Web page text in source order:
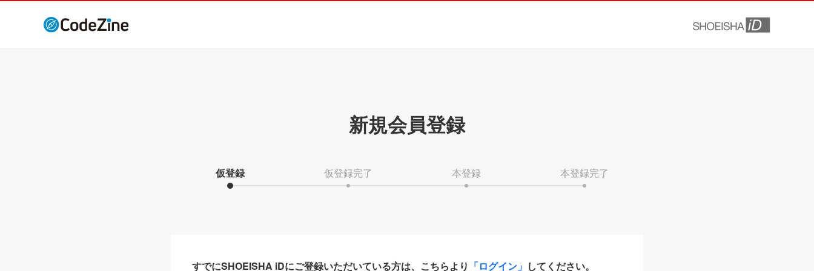
新規会員登録
仮登録 仮登録完了 本登録 本登録完了
すでにSHOEISHA iDにご登録いただいている方は、こちらより 「ログイン」 してください。